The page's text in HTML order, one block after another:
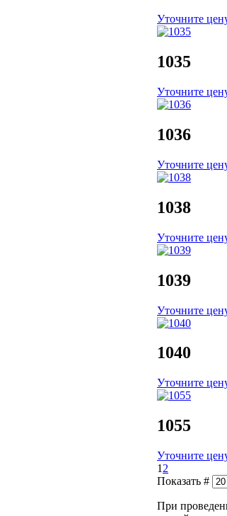
Уточните
1035
Уточните
1036
Уточните
1038
Уточните
1039
Уточните
1040
Уточните
1055
Уточните
1 2
Показать #
При